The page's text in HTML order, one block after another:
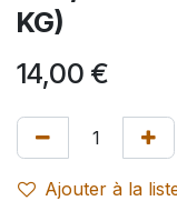
KG)
14,00 €
Ajouter à la